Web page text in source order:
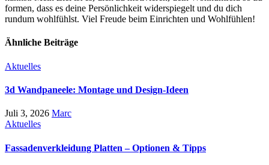
formen, dass es deine Persönlichkeit widerspiegelt und du dich
rundum wohlfühlst. Viel Freude beim Einrichten und Wohlfühlen!
Ähnliche Beiträge
Aktuelles
3d Wandpaneele: Montage und Design-Ideen
Juli 3, 2026 Marc
Aktuelles
Fassadenverkleidung Platten – Optionen & Tipps